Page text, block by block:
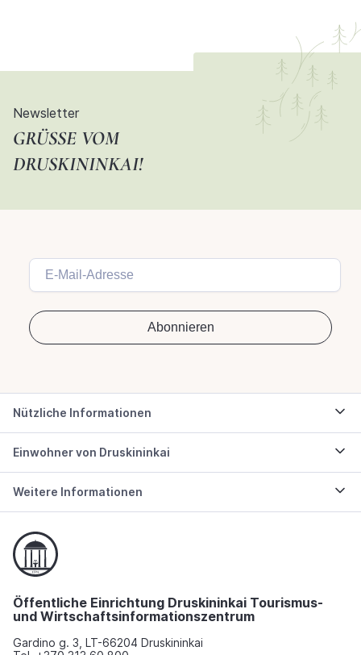
Newsletter
GRÜSSE VOM D
RUSKININKAI!
Nützliche Informationen
Einwohner von Druskininkai
Weitere Informationen
Öffentliche Einrichtung Druskininkai Tourismus-
und Wirtschaftsinformationszentrum
Gardino g. 3, LT-66204 Druskininkai